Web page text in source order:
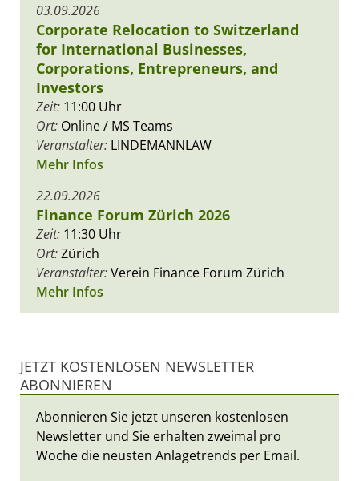
03.09.2026
Corporate Relocation to Switzerland
for International Businesses,
Corporations, Entrepreneurs, and
Investors
Zeit: 11:00 Uhr
Ort: Online / MS Teams
Veranstalter: LINDEMANNLAW
Mehr Infos
22.09.2026
Finance Forum Zürich 2026
Zeit: 11:30 Uhr
Ort:Zürich
Veranstalter:Verein Finance Forum Zürich
Mehr Infos
JETZT KOSTENLOSEN NEWSLETTER
ABONNIEREN
Abonnieren Sie jetzt unseren kostenlosen
Newsletter und Sie erhalten zweimal pro
Woche die neusten Anlagetrends per Email.